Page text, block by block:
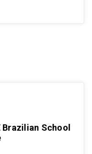
Brazilian School